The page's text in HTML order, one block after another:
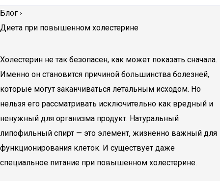
Блог ›
Диета при повышенном холестерине
Холестерин не так безопасен, как может показать сначала.
Именно он становится причиной большинства болезней,
которые могут заканчиваться летальным исходом. Но
нельзя его рассматривать исключительно как вредный и
ненужный для организма продукт. Натуральный
липофильный спирт — это элемент, жизненно важный для
функционирования клеток. И существует даже
специальное питание при повышенном холестерине.